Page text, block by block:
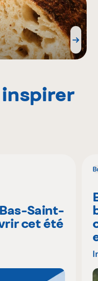
inspirer
Saint-
cet été